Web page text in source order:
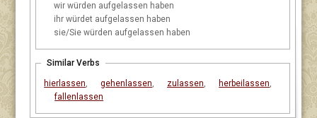
wir
würden aufgelassen haben
ihr
würdet aufgelassen haben
sie/Sie
würden aufgelassen haben
Similar Verbs
hierlassen, gehenlassen, zulassen, herbeilassen,
fallenlassen